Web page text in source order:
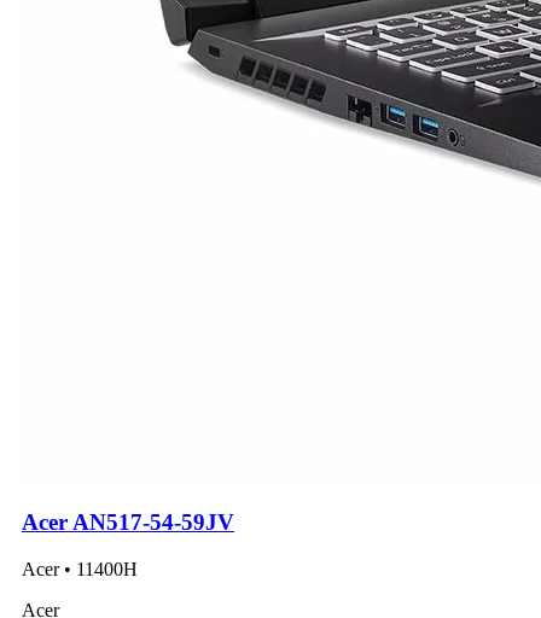
Acer AN517-54-59JV
Acer • 11400H
Acer